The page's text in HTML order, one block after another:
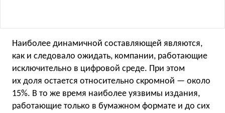
Наиболее динамичной составляющей являются,
как и следовало ожидать, компании, работающие
исключительно в цифровой среде. При этом
их доля остается относительно скромной — около
15%. В то же время наиболее уязвимы издания,
работающие только в бумажном формате и до сих